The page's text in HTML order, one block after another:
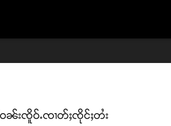
ဝၼ်းၸိူဝ်ႉၸၢတ်ႈၸိုင်ႈတႆး